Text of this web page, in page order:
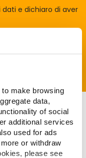
make browsing
data,
of social
additional services
used for ads
or withdraw
please see
e dichiaro di aver